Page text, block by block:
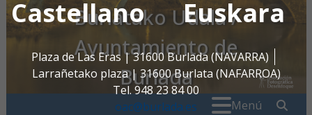
Castellano Euskara
Plaza de Las Eras | 31600 Burlada (NAVARRA)
Larrañetako plaza | 31600 Burlata (NAFARROA)
Tel. 948 23 84 00
oac@burlada.es
Burlatako Udala /
Ayuntamiento de
Burlada
Menú